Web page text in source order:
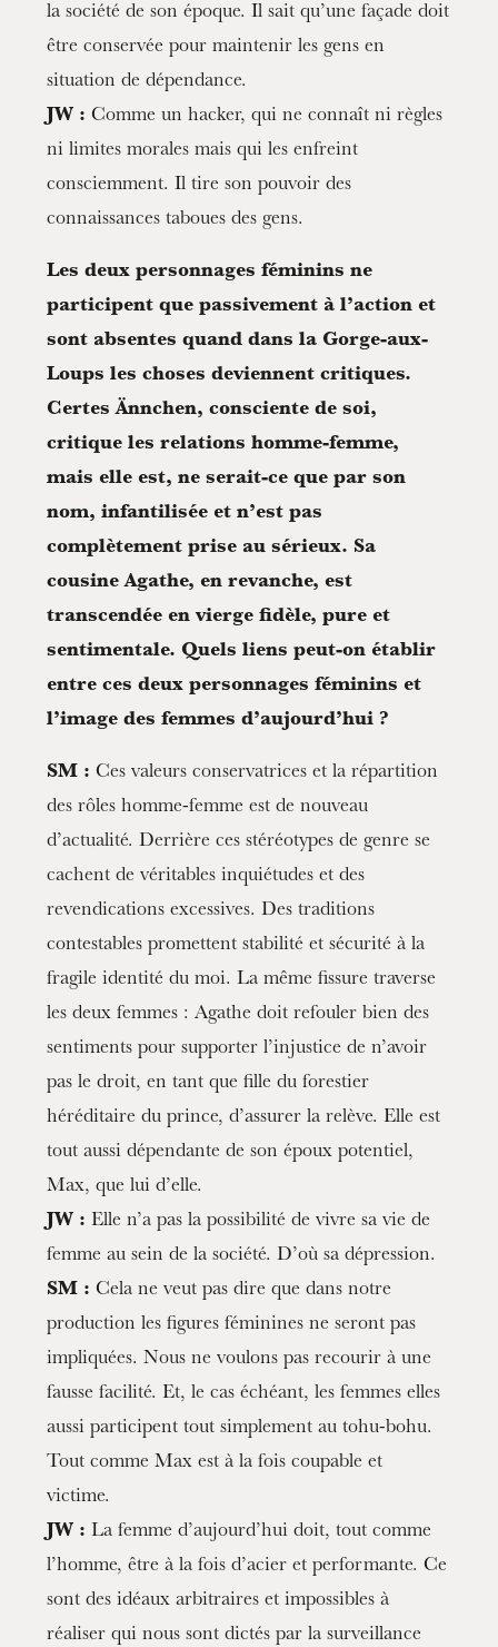
la société de son époque. Il sait qu’une façade doit
être conservée pour maintenir les gens en
situation de dépendance.
JW : Comme un hacker, qui ne connaît ni règles
ni limites morales mais qui les enfreint
consciemment. Il tire son pouvoir des
connaissances taboues des gens.
Les deux personnages féminins ne
participent que passivement à l’action et
sont absentes quand dans la Gorge-aux-
Loups les choses deviennent critiques.
Certes Ännchen, consciente de soi,
critique les relations homme-femme,
mais elle est, ne serait-ce que par son
nom, infantilisée et n’est pas
complètement prise au sérieux. Sa
cousine Agathe, en revanche, est
transcendée en vierge fidèle, pure et
sentimentale. Quels liens peut-on établir
entre ces deux personnages féminins et
l’image des femmes d’aujourd’hui ?
SM : Ces valeurs conservatrices et la répartition
des rôles homme-femme est de nouveau
d’actualité. Derrière ces stéréotypes de genre se
cachent de véritables inquiétudes et des
revendications excessives. Des traditions
contestables promettent stabilité et sécurité à la
fragile identité du moi. La même fissure traverse
les deux femmes : Agathe doit refouler bien des
sentiments pour supporter l’injustice de n’avoir
pas le droit, en tant que fille du forestier
héréditaire du prince, d’assurer la relève. Elle est
tout aussi dépendante de son époux potentiel,
Max, que lui d’elle.
JW : Elle n’a pas la possibilité de vivre sa vie de
femme au sein de la société. D’où sa dépression.
SM : Cela ne veut pas dire que dans notre
production les figures féminines ne seront pas
impliquées. Nous ne voulons pas recourir à une
fausse facilité. Et, le cas échéant, les femmes elles
aussi participent tout simplement au tohu-bohu.
Tout comme Max est à la fois coupable et
victime.
JW : La femme d’aujourd’hui doit, tout comme
l’homme, être à la fois d’acier et performante. Ce
sont des idéaux arbitraires et impossibles à
réaliser qui nous sont dictés par la surveillance